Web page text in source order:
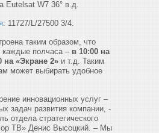
Eutelsat W7 36° в.д.
: 11727/L/27500 3/4.
таким образом, что
каждые полчаса – в 10:00 на
на «Экране 2» и т.д. Таким
может выбирать удобное
инновационных услуг –
задач развития компании, -
отдела стратегического
ТВ» Денис Высоцкий. – Мы